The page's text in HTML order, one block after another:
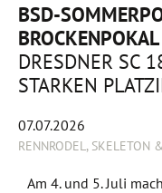
BSD-
DRESDNER SC
STARKEN
07.07.2026
RENNRODEL, SKELETON
Am 4. und 5. Juli